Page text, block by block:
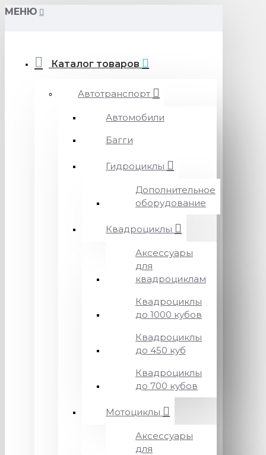
МЕНЮ
Каталог товаров
Автотранспорт
Автомобили
Багги
Гидроциклы
Дополнительное
оборудование
Квадроциклы
Аксессуары
для
квадроциклам
Квадроциклы
до 1000 кубов
Квадроциклы
до 450 куб
Квадроциклы
до 700 кубов
Мотоциклы
Аксессуары
для